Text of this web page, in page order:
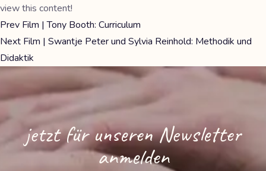
view this content!
Prev Film | Tony Booth: Curriculum
Next Film | Swantje Peter und Sylvia Reinhold: Methodik und
Didaktik
jetzt für unseren Newsletter
anmelden